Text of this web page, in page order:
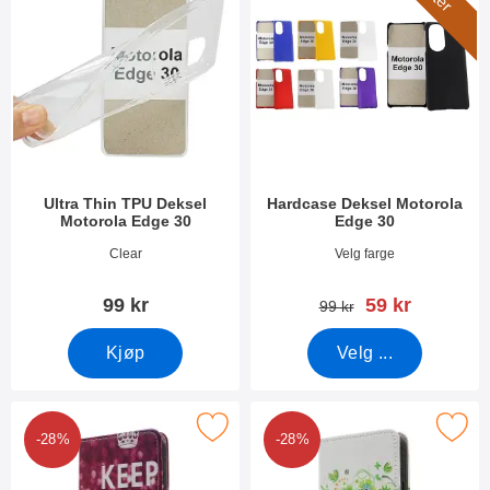
Ultra Thin TPU Deksel
Motorola Edge 30
Varenummer 44559
Clear
99 kr
Kjøp
Hardcase Deksel Motorola
Edge 30
Varenummer 44560
Velg farge
gammel pris
99 kr ny pris
59 kr
Velg ...
-28%
Merk designwallet Motorola Edge 30 som favoritt
-28%
Merk designwallet Motorola